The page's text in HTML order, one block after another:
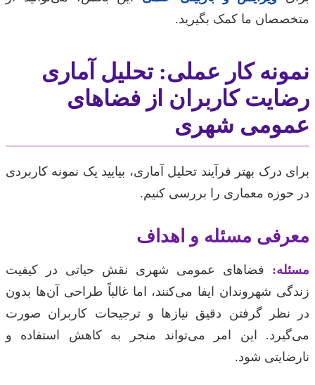
متخصصان ما کمک بگیرید.
نمونه کار عملی: تحلیل آماری
رضایت کاربران از فضاهای
عمومی شهری
برای درک بهتر فرآیند تحلیل آماری، بیایید یک نمونه کاربردی
در حوزه معماری را بررسی کنیم.
معرفی مسئله و اهداف
مسئله: فضاهای عمومی شهری نقش حیاتی در کیفیت
زندگی شهروندان ایفا می‌کنند، اما غالباً طراحی آن‌ها بدون
در نظر گرفتن دقیق نیازها و ترجیحات کاربران صورت
می‌گیرد. این امر می‌تواند منجر به کاهش استفاده و
نارضایتی شود.